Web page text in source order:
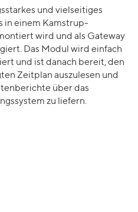
und vielseitiges
in einem Kamstrup-
wird und als Gateway
Das Modul wird einfach
und ist danach bereit, den
Zeitplan auszulesen und
über das
zu liefern.